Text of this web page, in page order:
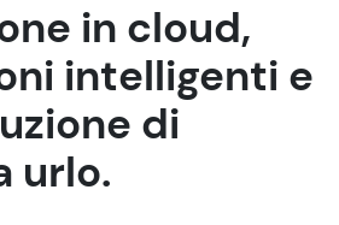
in cloud,
intelligenti e
di
urlo.